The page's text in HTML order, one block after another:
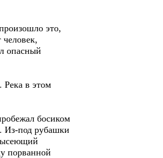
это,
опасный
в этом
босиком
Из-под рубашки
порванной